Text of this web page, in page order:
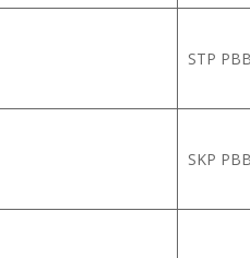
STP
SKP